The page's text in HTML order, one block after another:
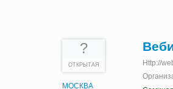
?
ОТКРЫТАЯ
МОСКВА
Http://